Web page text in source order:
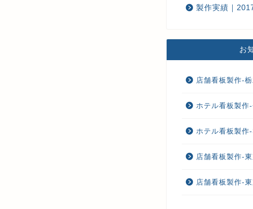
製作実績｜
お
店舗看板製作-
ホテル看板製作
ホテル看板製作
店舗看板製作-
店舗看板製作-